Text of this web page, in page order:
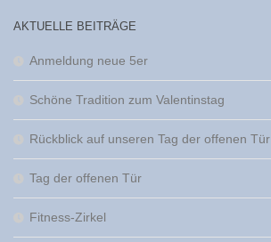
AKTUELLE BEITRÄGE
Anmeldung neue 5er
Schöne Tradition zum Valentinstag
Rückblick auf unseren Tag der offenen Tür
Tag der offenen Tür
Fitness-Zirkel